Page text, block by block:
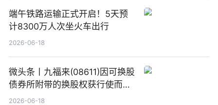
端午铁路运输正式开启！5天预
计8300万人次坐火车出行
2026-06-18
微头条丨九福来(08611)因可换股
债券所附带的换股权获行使而发
行5200万股
2026-06-18